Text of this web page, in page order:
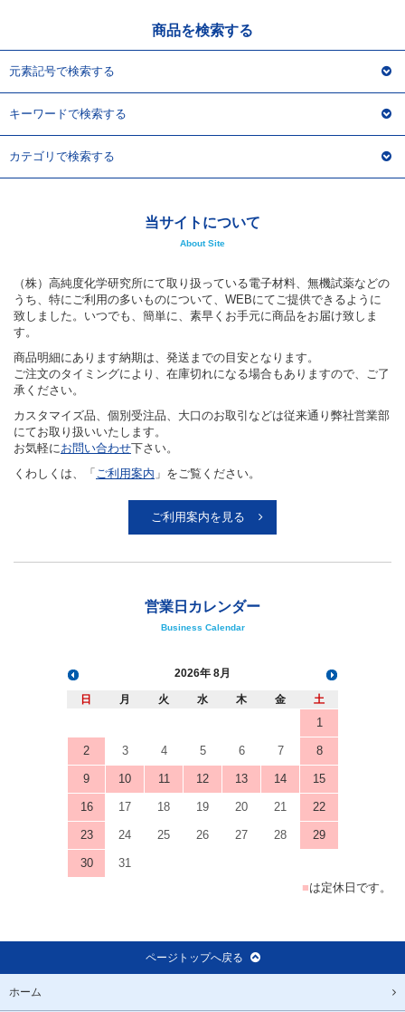
商品を検索する
元素記号で検索する
キーワードで検索する
カテゴリで検索する
当サイトについて
About Site
（株）高純度化学研究所にて取り扱っている電子材料、無機試薬などの
うち、特にご利用の多いものについて、WEBにてご提供できるように
致しました。いつでも、簡単に、素早くお手元に商品をお届け致しま
す。
商品明細にあります納期は、発送までの目安となります。
ご注文のタイミングにより、在庫切れになる場合もありますので、ご了
承ください。
カスタマイズ品、個別受注品、大口のお取引などは従来通り弊社営業部
にてお取り扱いいたします。
お気軽にお問い合わせ下さい。
くわしくは、「 ご利用案内 」をご覧ください。
ご利用案内を見る
営業日カレンダー
Business Calendar
2026 8月
日 月 火 水 木 金 土
1
2 3 4 5 6 7 8
9 10 11 12 13 14 15
16 17 18 19 20 21 22
23 24 25 26 27 28 29
30
31
■は定休日です。
ページトップへ戻る
ホーム